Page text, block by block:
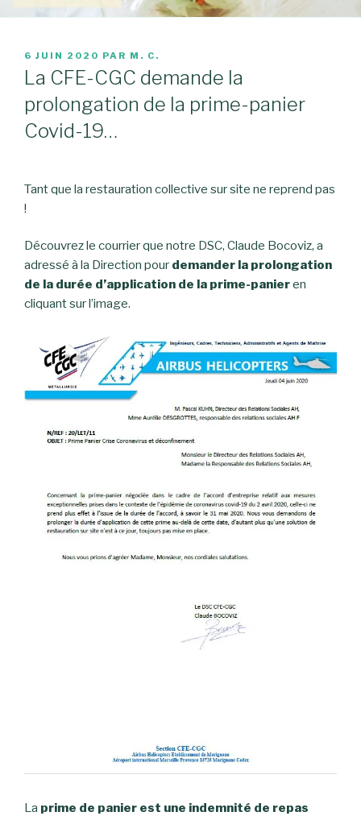
PUBLIÉ
LE
6 JUIN 2020 PAR M. C.
La CFE-CGC demande la
prolongation de la prime-panier
Covid-19…
Tant que la restauration collective sur site ne reprend pas
!
Découvrez le courrier que notre DSC, Claude Bocoviz, a
adressé à la Direction pour demander la prolongation
de la durée d’application de la prime-panieren
cliquant sur l’image.
La prime de panier est une indemnité de repas